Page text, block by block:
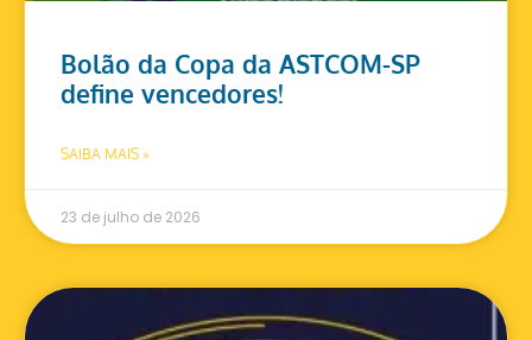
Bolão da Copa da ASTCOM-SP
define vencedores!
SAIBA MAIS »
23 de julho de 2026